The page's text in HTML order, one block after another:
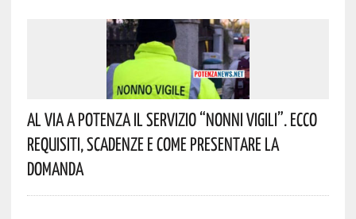
Al Via A Potenza Il Servizio “Nonni Vigili”. Ecco
Requisiti, Scadenze E Come Presentare La
Domanda